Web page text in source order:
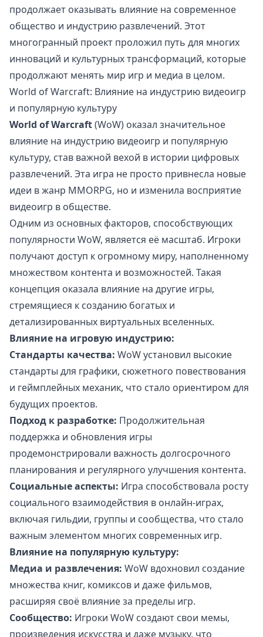
продолжает оказывать влияние на современное
общество и индустрию развлечений. Этот
многогранный проект проложил путь для многих
инноваций и культурных трансформаций, которые
продолжают менять мир игр и медиа в целом.
World of Warcraft: Влияние на индустрию видеоигр
и популярную культуру
World of Warcraft(WoW) оказал значительное
влияние на индустрию видеоигр и популярную
культуру, став важной вехой в истории цифровых
развлечений. Эта игра не просто привнесла новые
идеи в жанр MMORPG, но и изменила восприятие
видеоигр в обществе.
Одним из основных факторов, способствующих
популярности WoW, является её масштаб. Игроки
получают доступ к огромному миру, наполненному
множеством контента и возможностей. Такая
концепция оказала влияние на другие игры,
стремящиеся к созданию богатых и
детализированных виртуальных вселенных.
Влияние на игровую индустрию:
Стандарты качества: WoW установил высокие
стандарты для графики, сюжетного повествования
и геймплейных механик, что стало ориентиром для
будущих проектов.
Подход к разработке: Продолжительная
поддержка и обновления игры
продемонстрировали важность долгосрочного
планирования и регулярного улучшения контента.
Социальные аспекты: Игра способствовала росту
социального взаимодействия в онлайн-играх,
включая гильдии, группы и сообщества, что стало
важным элементом многих современных игр.
Влияние на популярную культуру:
Медиа и развлечения: WoW вдохновил создание
множества книг, комиксов и даже фильмов,
расширяя своё влияние за пределы игр.
Сообщество: Игроки WoW создают свои мемы,
произведения искусства и даже музыку, что